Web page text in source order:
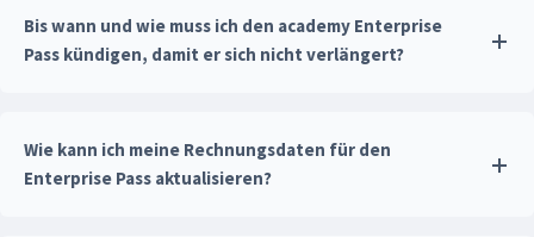
Bis wann und wie muss ich den academy Enterprise
Pass kündigen, damit er sich nicht verlängert?
Wie kann ich meine Rechnungsdaten für den
Enterprise Pass aktualisieren?